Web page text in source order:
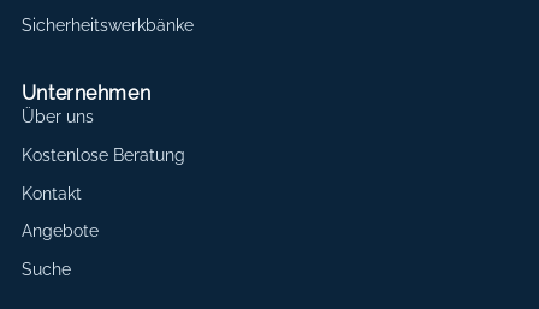
Sicherheitswerkbänke
Unternehmen
Über uns
Kostenlose Beratung
Kontakt
Angebote
Suche